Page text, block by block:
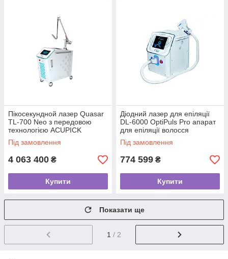
Пікосекундной лазер Quasar
TL-700 Neo з передовою
технологією ACUPICK
Під замовлення
4 063 400 ₴
Купити
Діодний лазер для епіляції
DL-6000 OptiPuls Pro апарат
для епіляції волосся
Під замовлення
774 599 ₴
Купити
Показати ще
1 / 2